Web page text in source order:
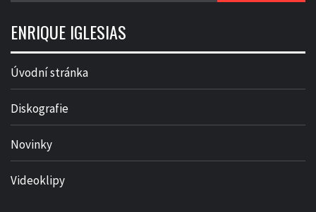
ENRIQUE IGLESIAS
Úvodní stránka
Diskografie
Novinky
Videoklipy